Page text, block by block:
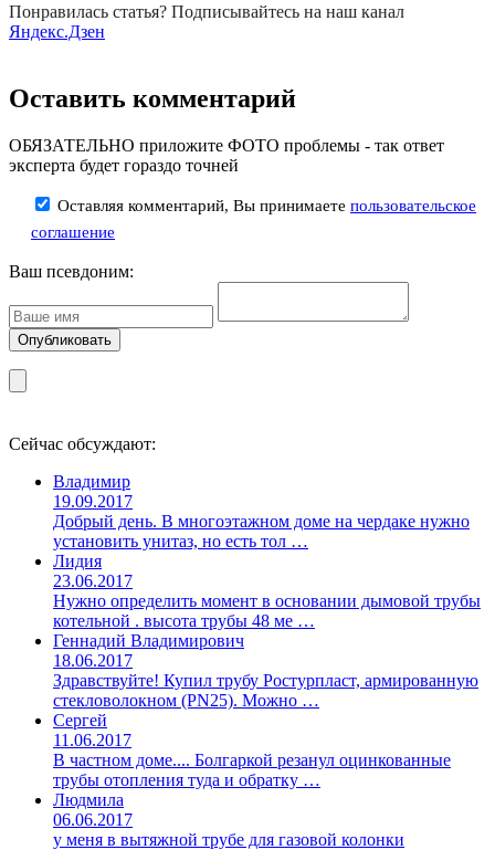
Понравилась статья? Подписывайтесь на наш канал
Яндекс.Дзен
Оставить комментарий
ОБЯЗАТЕЛЬНО приложите ФОТО проблемы - так ответ
эксперта будет гораздо точней
Оставляя комментарий, Вы принимаете пользовательское
соглашение
Ваш псевдоним:
Сейчас обсуждают:
Владимир
19.09.2017
Добрый день. В многоэтажном доме на чердаке нужно
установить унитаз, но есть тол …
Лидия
23.06.2017
Нужно определить момент в основании дымовой трубы
котельной . высота трубы 48 ме …
Геннадий Владимирович
18.06.2017
Здравствуйте! Купил трубу Ростурпласт, армированную
стекловолокном (PN25). Можно …
Сергей
11.06.2017
В частном доме.... Болгаркой резанул оцинкованные
трубы отопления туда и обратку …
Людмила
06.06.2017
у меня в вытяжной трубе для газовой колонки